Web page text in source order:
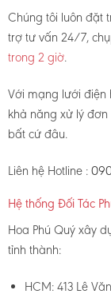
Chúng tôi luôn đặt
trợ tư vấn 24/7,
trong 2 giờ.
Với mạng lưới điện
khả năng xử lý
bất cứ đâu.
Liên hệ Hotline :
Hệ thống Đối Tác
Hoa Phú Quý xây
tỉnh thành:
HCM: 413 Lê